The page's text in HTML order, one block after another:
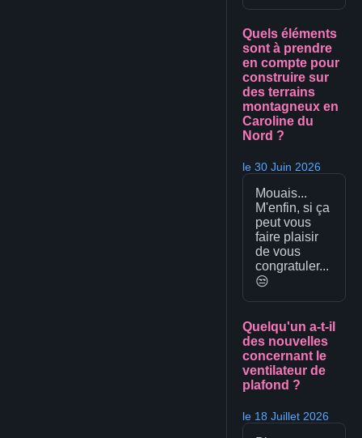
Quels éléments
sont à prendre
en compte pour
construire sur
des terrains
montagneux en
Caroline du
Nord ?
le 30 Juin 2026
Mouais...
M'enfin, si ça
peut vous
faire plaisir
de vous
congratuler...
😒
Quelqu'un a-t-il
des nouvelles
concernant le
ventilateur de
plafond ?
le 18 Juillet 2026